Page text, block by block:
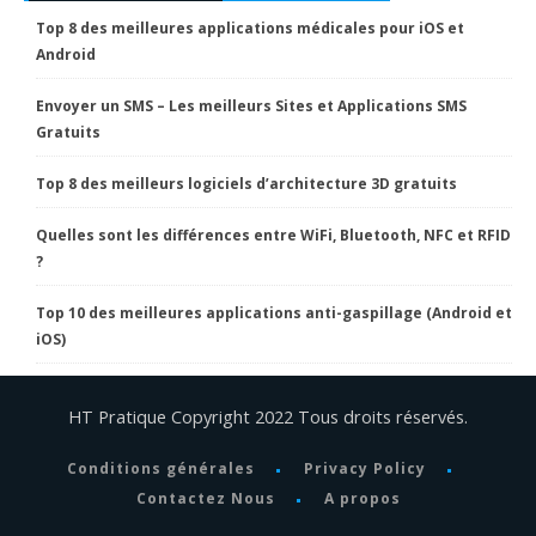
Top 8 des meilleures applications médicales pour iOS et
Android
Envoyer un SMS – Les meilleurs Sites et Applications SMS
Gratuits
Top 8 des meilleurs logiciels d’architecture 3D gratuits
Quelles sont les différences entre WiFi, Bluetooth, NFC et RFID
?
Top 10 des meilleures applications anti-gaspillage (Android et
iOS)
HT Pratique Copyright 2022 Tous droits réservés.
Conditions générales
Privacy Policy
Contactez Nous
A propos